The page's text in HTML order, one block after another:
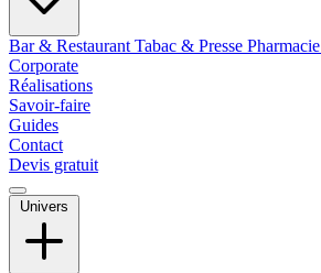
Bar & Restaurant Tabac & Presse Pharmacie
Corporate
Réalisations
Savoir-faire
Guides
Contact
Devis gratuit
Univers